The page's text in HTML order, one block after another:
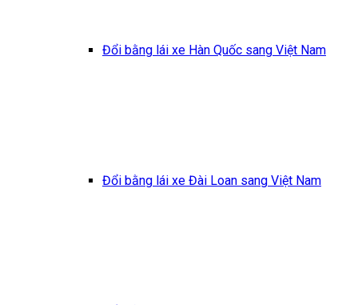
Đổi bằng lái xe Hàn Quốc sang Việt Nam
Đổi bằng lái xe Đài Loan sang Việt Nam